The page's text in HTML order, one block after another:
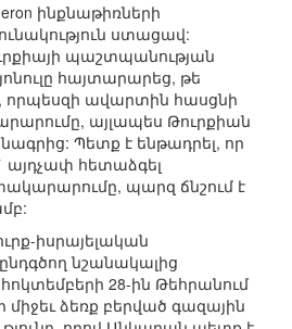
ինքնաթիռների
ստացավ:
պաշտպանության
հայտարարեց, թե
որպեսզի ավարտին հասցնի
այլապես Թուրքիան
Պետք է ենթադրել, որ
այդչափ հետաձգել
պարզ ճնշում է
իսրայելական
նշանակալից
28-ին Թեհրանում
միջեւ ձեռք բերված գազային